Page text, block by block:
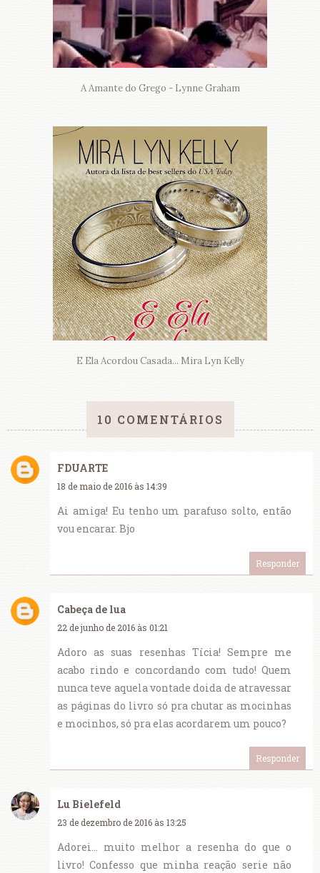
A Amante do Grego - Lynne Graham
E Ela Acordou Casada... Mira Lyn Kelly
10 COMENTÁRIOS
FDUARTE
18 de maio de 2016 às 14:39
Ai amiga! Eu tenho um parafuso solto, então
vou encarar. Bjo
Responder
Cabeça de lua
22 de junho de 2016 às 01:21
Adoro as suas resenhas Tícia! Sempre me
acabo rindo e concordando com tudo! Quem
nunca teve aquela vontade doida de atravessar
as páginas do livro só pra chutar as mocinhas
e mocinhos, só pra elas acordarem um pouco?
Responder
Lu Bielefeld
23 de dezembro de 2016 às 13:25
Adorei... muito melhor a resenha do que o
livro! Confesso que minha reação serie não